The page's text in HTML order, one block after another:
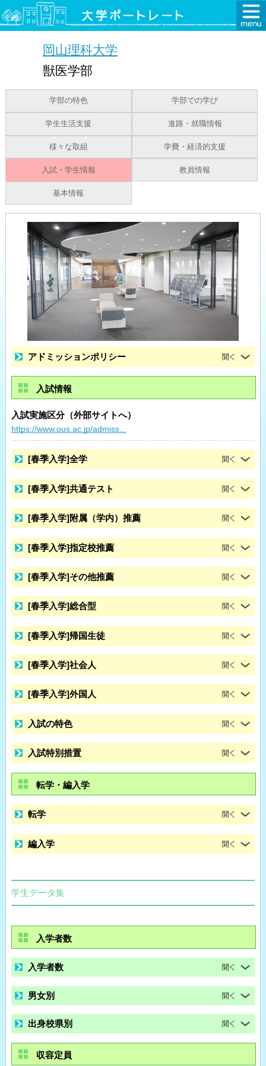
岡山理科大学
獣医学部
学部の特色 学部での学び
学生生活支援 進路・就職情報
様々な取組 学費・経済的支援
入試・学生情報 教員情報
基本情報
アドミッションポリシー
入試情報
入試実施区分（外部サイトへ）
https://www.ous.ac.jp/admiss...
[春季入学]全学
[春季入学]共通テスト
[春季入学]附属（学内）推薦
[春季入学]指定校推薦
[春季入学]その他推薦
[春季入学]総合型
[春季入学]帰国生徒
[春季入学]社会人
[春季入学]外国人
入試の特色
入試特別措置
転学・編入学
転学
編入学
学生データ集
入学者数
入学者数
男女別
出身校県別
収容定員